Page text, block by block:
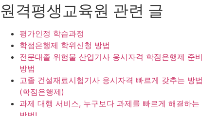
원격평생교육원 관련 글
평가인정 학습과정
학점은행제 학위신청 방법
전문대졸 위험물 산업기사 응시자격 학점은행제 준비
방법
고졸 건설재료시험기사 응시자격 빠르게 갖추는 방법
(학점은행제)
과제 대행 서비스, 누구보다 과제를 빠르게 해결하는